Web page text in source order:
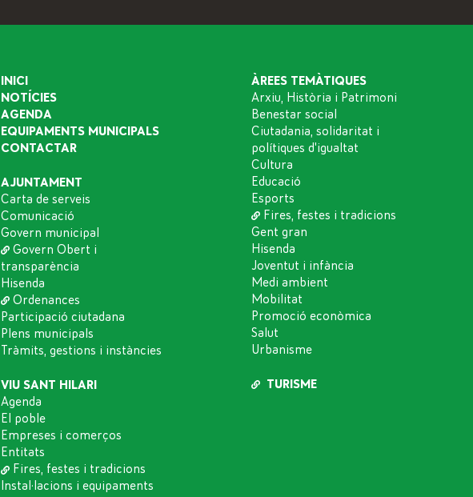
INICI
NOTÍCIES
AGENDA
EQUIPAMENTS MUNICIPALS
CONTACTAR
AJUNTAMENT
Carta de serveis
Comunicació
Govern municipal
Govern Obert i
transparència
Hisenda
Ordenances
Participació ciutadana
Plens municipals
Tràmits, gestions i instàncies
VIU SANT HILARI
Agenda
El poble
Empreses i comerços
Entitats
Fires, festes i tradicions
Instal·lacions i equipaments
ÀREES TEMÀTIQUES
Arxiu, Història i Patrimoni
Benestar social
Ciutadania, solidaritat i
polítiques d'igualtat
Cultura
Educació
Esports
Fires, festes i tradicions
Gent gran
Hisenda
Joventut i infància
Medi ambient
Mobilitat
Promoció econòmica
Salut
Urbanisme
TURISME